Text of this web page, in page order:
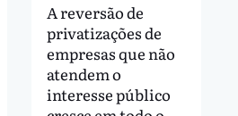
A reversão de
privatizações de
empresas que não
atendem o
interesse público